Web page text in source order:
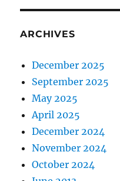
ARCHIVES
December 2025
September 2025
May 2025
April 2025
December 2024
November 2024
October 2024